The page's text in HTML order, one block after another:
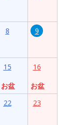
8 9
15
お盆
16
お盆
22 23